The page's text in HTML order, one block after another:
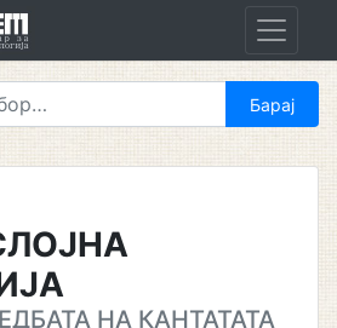
НА КАНТАТАТА